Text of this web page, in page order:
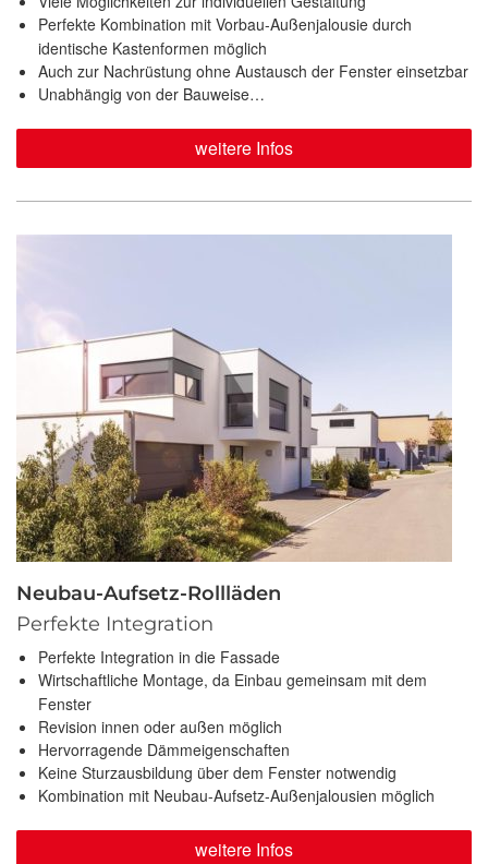
Perfekte Kombination mit Vorbau-Außenjalousie durch
identische Kastenformen möglich
Auch zur Nachrüstung ohne Austausch der Fenster einsetzbar
Unabhängig von der Bauweise…
weitere Infos
Neubau-Aufsetz-Rollläden
Perfekte Integration
Perfekte Integration in die Fassade
Wirtschaftliche Montage, da Einbau gemeinsam mit dem
Fenster
Revision innen oder außen möglich
Hervorragende Dämmeigenschaften
Keine Sturzausbildung über dem Fenster notwendig
Kombination mit Neubau-Aufsetz-Außenjalousien möglich
weitere Infos